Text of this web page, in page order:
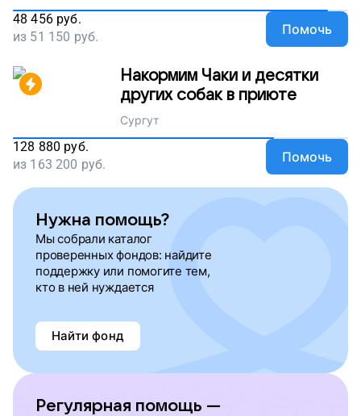
48 456 руб.
из 51 150 руб. Помочь
Накормим Чаки и десятки
других собак в приюте
Сургут
128 880 руб.
из 163 200 руб. Помочь
Нужна помощь?
Мы собрали каталог
проверенных фондов: найдите
поддержку или помогите тем,
кто в ней нуждается
Найти фонд
Регулярная помощь —